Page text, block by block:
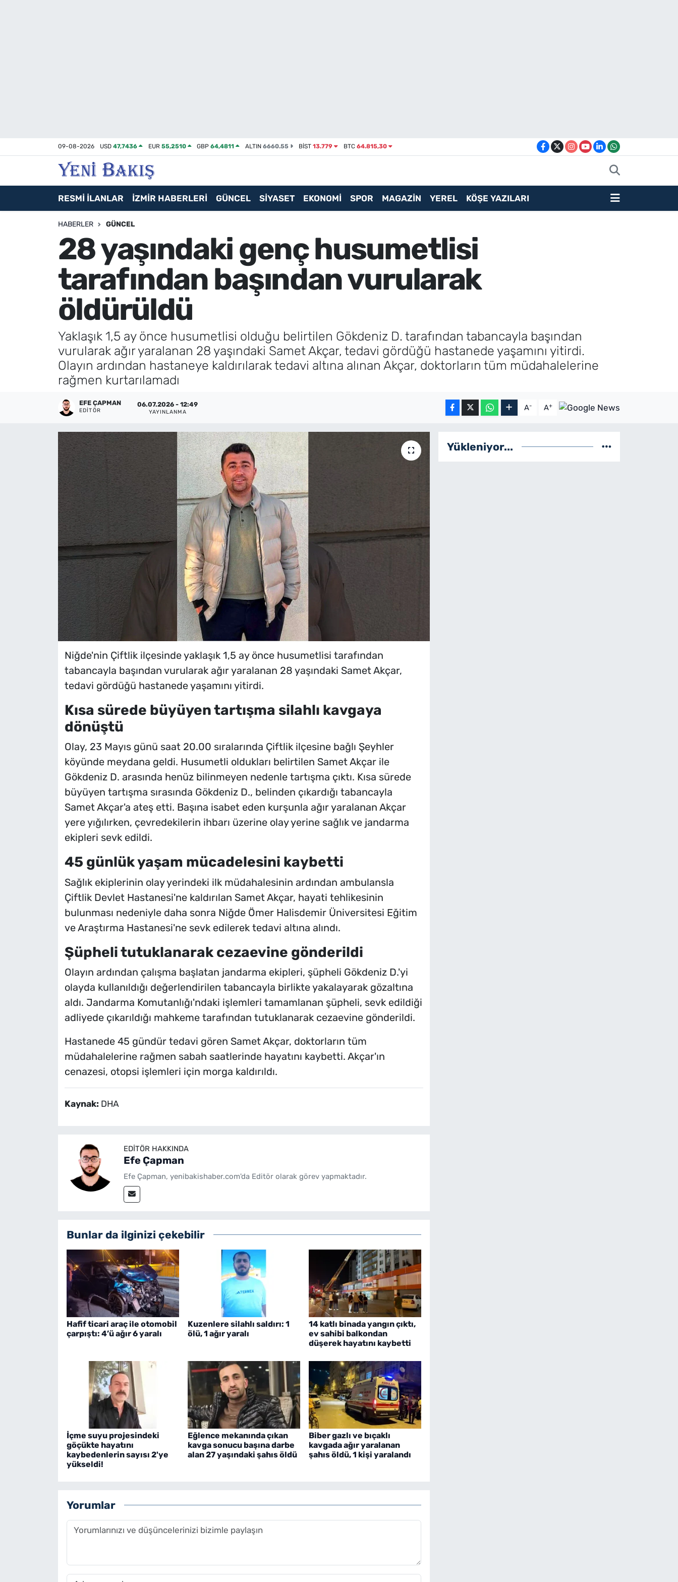
09-08-2026 USD47,7436 EUR 55,2510 GBP64,4811 ALTIN 6660.55 BİST13.779 BTC 64.815,30
RESMİ İLANLAR İZMİR HABERLERİ GÜNCEL SİYASET EKONOMİ SPOR MAGAZİN YEREL KÖŞE YAZILARI
HABERLER GÜNCEL
28 yaşındaki genç husumetlisi
tarafından başından vurularak
öldürüldü
Yaklaşık 1,5 ay önce husumetlisi olduğu belirtilen Gökdeniz D. tarafından tabancayla başından
vurularak ağır yaralanan 28 yaşındaki Samet Akçar, tedavi gördüğü hastanede yaşamını yitirdi.
Olayın ardından hastaneye kaldırılarak tedavi altına alınan Akçar, doktorların tüm müdahalelerine
rağmen kurtarılamadı
EFE ÇAPMAN
EDITÖR
06.07.2026 - 12:49
YAYINLANMA A- A+
Niğde'nin Çiftlik ilçesinde yaklaşık 1,5 ay önce husumetlisi tarafından
tabancayla başından vurularak ağır yaralanan 28 yaşındaki Samet Akçar,
tedavi gördüğü hastanede yaşamını yitirdi.
Kısa sürede büyüyen tartışma silahlı kavgaya
dönüştü
Olay, 23 Mayıs günü saat 20.00 sıralarında Çiftlik ilçesine bağlı Şeyhler
köyünde meydana geldi. Husumetli oldukları belirtilen Samet Akçar ile
Gökdeniz D. arasında henüz bilinmeyen nedenle tartışma çıktı. Kısa sürede
büyüyen tartışma sırasında Gökdeniz D., belinden çıkardığı tabancayla
Samet Akçar'a ateş etti. Başına isabet eden kurşunla ağır yaralanan Akçar
yere yığılırken, çevredekilerin ihbarı üzerine olay yerine sağlık ve jandarma
ekipleri sevk edildi.
45 günlük yaşam mücadelesini kaybetti
Sağlık ekiplerinin olay yerindeki ilk müdahalesinin ardından ambulansla
Çiftlik Devlet Hastanesi'ne kaldırılan Samet Akçar, hayati tehlikesinin
bulunması nedeniyle daha sonra Niğde Ömer Halisdemir Üniversitesi Eğitim
ve Araştırma Hastanesi'ne sevk edilerek tedavi altına alındı.
Şüpheli tutuklanarak cezaevine gönderildi
Olayın ardından çalışma başlatan jandarma ekipleri, şüpheli Gökdeniz D.'yi
olayda kullanıldığı değerlendirilen tabancayla birlikte yakalayarak gözaltına
aldı. Jandarma Komutanlığı'ndaki işlemleri tamamlanan şüpheli, sevk edildiği
adliyede çıkarıldığı mahkeme tarafından tutuklanarak cezaevine gönderildi.
Hastanede 45 gündür tedavi gören Samet Akçar, doktorların tüm
müdahalelerine rağmen sabah saatlerinde hayatını kaybetti. Akçar'ın
cenazesi, otopsi işlemleri için morga kaldırıldı.
Kaynak: DHA
EDITÖR HAKKINDA
Efe Çapman
Efe Çapman, yenibakishaber.com'da Editör olarak görev yapmaktadır.
Bunlar da ilginizi çekebilir
Hafif ticari araç ile otomobil
çarpıştı: 4’ü ağır 6 yaralı
Kuzenlere silahlı saldırı: 1
ölü, 1 ağır yaralı
14 katlı binada yangın çıktı,
ev sahibi balkondan
düşerek hayatını kaybetti
İçme suyu projesindeki
göçükte hayatını
kaybedenlerin sayısı 2'ye
yükseldi!
Eğlence mekanında çıkan
kavga sonucu başına darbe
alan 27 yaşındaki şahıs öldü
Biber gazlı ve bıçaklı
kavgada ağır yaralanan
şahıs öldü, 1 kişi yaralandı
Yorumlar
Yükleniyor...
Asayiş / Polis-Adliye
Magazin